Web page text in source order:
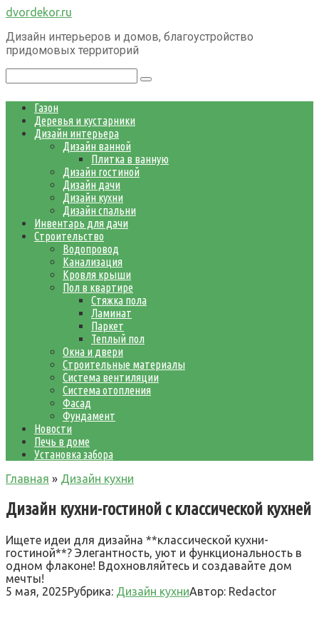
Перейти
контенту
dvordekor.ru
Дизайн интерьеров и домов, благоустройство
придомовых территорий
Газон
Деревья и кустарники
Дизайн интерьера
Дизайн ванной
Плитка в ванную
Дизайн гостиной
Дизайн дачи
Дизайн кухни
Дизайн спальни
Инвентарь для дачи
Строительство
Водопровод
Канализация
Кровля крыши
Пол в квартире
Стяжка пола
Ламинат
Паркет
Теплый пол
Окна и двери
Строительные материалы
Система вентиляции
Система отопления
Фасад
Фундамент
Новости
Печь в доме
Установка забора
Главная » Дизайн кухни
Дизайн кухни-гостиной с классической кухней
Ищете идеи для дизайна **классической кухни-
гостиной**? Элегантность, уют и функциональность в
одном флаконе! Вдохновляйтесь и создавайте дом
мечты!
5 мая, 2025Рубрика: Дизайн кухниАвтор: Redactor